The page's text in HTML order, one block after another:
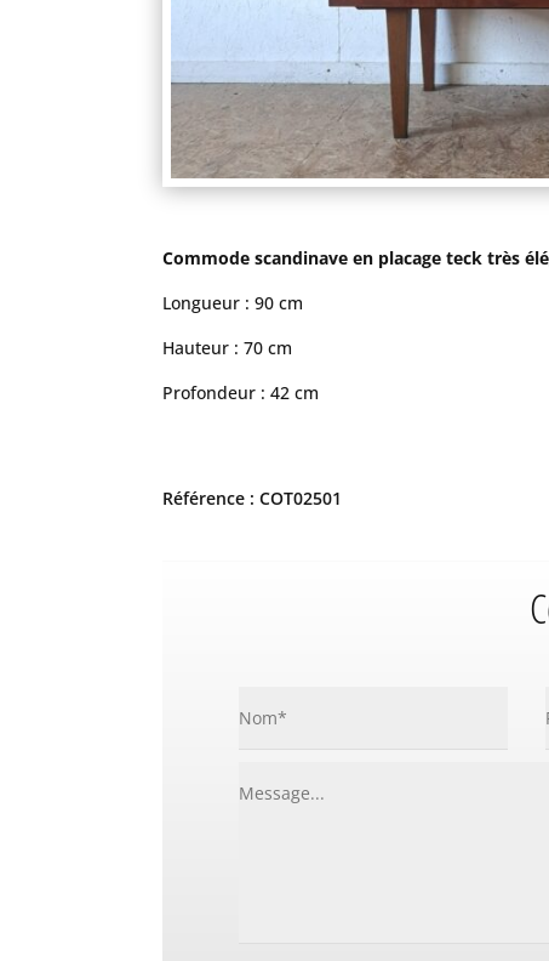
Commode scandinave en placage teck très
Longueur : 90 cm
Hauteur : 70 cm
Profondeur : 42 cm
Référence : COT02501